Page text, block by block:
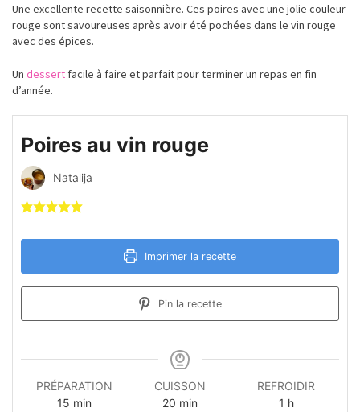
Une excellente recette saisonnière. Ces poires avec une jolie couleur
rouge sont savoureuses après avoir été pochées dans le vin rouge
avec des épices.
Un dessert facile à faire et parfait pour terminer un repas en fin
d’année.
Poires au vin rouge
Natalija
Imprimer la recette
Pin la recette
PRÉPARATION
15minutes
min
CUISSON
20 minutes
min
REFROIDIR
1 heure
h